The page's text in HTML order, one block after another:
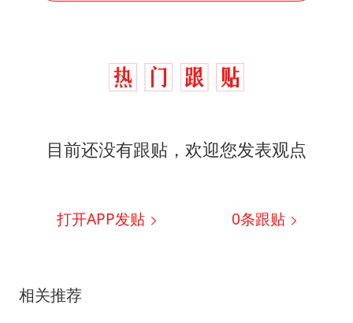
目前还没有跟贴，欢迎您发表观点
打开APP发贴 0条跟贴
相关推荐